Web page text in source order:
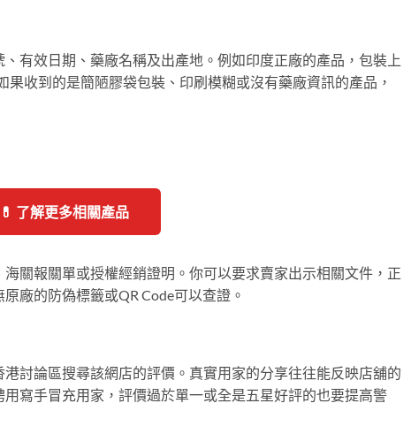
有效日期、藥廠名稱及出產地。例如印度正廠的產品，包裝上
收到的是簡陋膠袋包裝、印刷模糊或沒有藥廠資訊的產品，
💊 了解更多相關產品
關報關單或授權經銷證明。你可以要求賣家出示相關文件，正
廠的防偽標籤或QR Code可以查證。
討論區搜尋該網店的評價。真實用家的分享往往能反映店舖的
寫手冒充用家，評價過於單一或全是五星好評的也要提高警